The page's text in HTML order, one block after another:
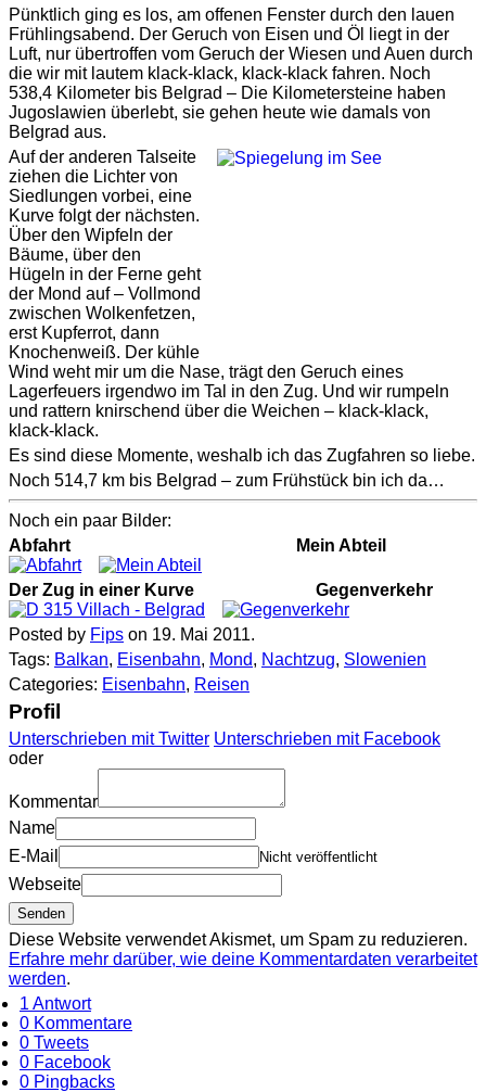
Pünktlich ging es los, am offenen Fenster durch den lauen
Frühlingsabend. Der Geruch von Eisen und Öl liegt in der
Luft, nur übertroffen vom Geruch der Wiesen und Auen durch
die wir mit lautem klack-klack, klack-klack fahren. Noch
538,4 Kilometer bis Belgrad – Die Kilometersteine haben
Jugoslawien überlebt, sie gehen heute wie damals von
Belgrad aus.
Auf der anderen Talseite
ziehen die Lichter von
Siedlungen vorbei, eine
Kurve folgt der nächsten.
Über den Wipfeln der
Bäume, über den
Hügeln in der Ferne geht
der Mond auf – Vollmond
zwischen Wolkenfetzen,
erst Kupferrot, dann
Knochenweiß. Der kühle
Wind weht mir um die Nase, trägt den Geruch eines
Lagerfeuers irgendwo im Tal in den Zug. Und wir rumpeln
und rattern knirschend über die Weichen – klack-klack,
klack-klack.
Es sind diese Momente, weshalb ich das Zugfahren so liebe.
Noch 514,7 km bis Belgrad – zum Frühstück bin ich da…
Noch ein paar Bilder:
Abfahrt
Mein Abteil
Der Zug in einer Kurve Gegenverkehr
Posted by Fips on 19. Mai 2011.
Tags: Balkan, Eisenbahn, Mond, Nachtzug, Slowenien
Categories: Eisenbahn, Reisen
Profil
Unterschrieben mit Twitter Unterschrieben mit Facebook
oder
Kommentar
Name
E-Mail
Nicht veröffentlicht
Webseite
Diese Website verwendet Akismet, um Spam zu reduzieren.
Erfahre mehr darüber, wie deine Kommentardaten verarbeitet
werden.
1 Antwort
0 Kommentare
0 Tweets
0 Facebook
0 Pingbacks